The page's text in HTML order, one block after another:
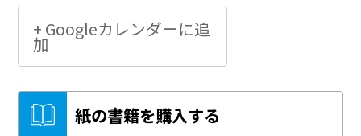
+ Googleカレンダーに追
加
紙の書籍を購入する